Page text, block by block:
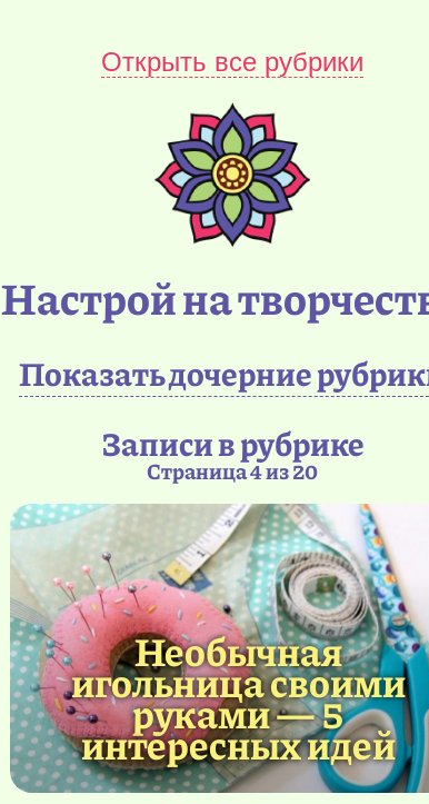
Открыть все рубрики
Настрой на
Показать дочерние
Записи в рубрике
Страница 4 из 20
Необычная
игольница своими
руками — 5
интересных идей